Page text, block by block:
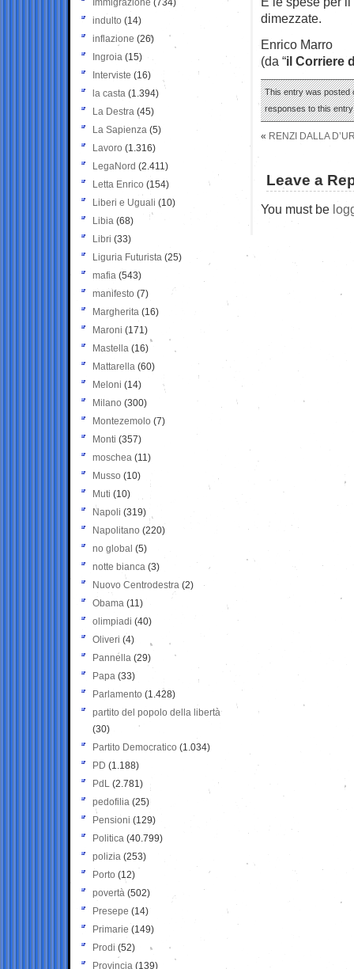
dimezzate.
Enrico Marro
(da “il Corriere
This entry was posted
responses to this
« RENZI DALLA
Leave a
You must be
Immigrazione (734)
indulto (14)
inflazione (26)
Ingroia (15)
Interviste (16)
la casta (1.394)
La Destra (45)
La Sapienza (5)
Lavoro (1.316)
LegaNord (2.411)
Letta Enrico (154)
Liberi e Uguali (10)
Libia (68)
Libri (33)
Liguria Futurista (25)
mafia (543)
manifesto (7)
Margherita (16)
Maroni (171)
Mastella (16)
Mattarella (60)
Meloni (14)
Milano (300)
Montezemolo (7)
Monti (357)
moschea (11)
Musso (10)
Muti (10)
Napoli (319)
Napolitano (220)
no global (5)
notte bianca (3)
Nuovo Centrodestra (2)
Obama (11)
olimpiadi (40)
Oliveri (4)
Pannella (29)
Papa (33)
Parlamento (1.428)
partito del popolo della libertà
(30)
Partito Democratico (1.034)
PD (1.188)
PdL (2.781)
pedofilia (25)
Pensioni (129)
Politica (40.799)
polizia (253)
Porto (12)
povertà (502)
Presepe (14)
Primarie (149)
Prodi (52)
Provincia (139)